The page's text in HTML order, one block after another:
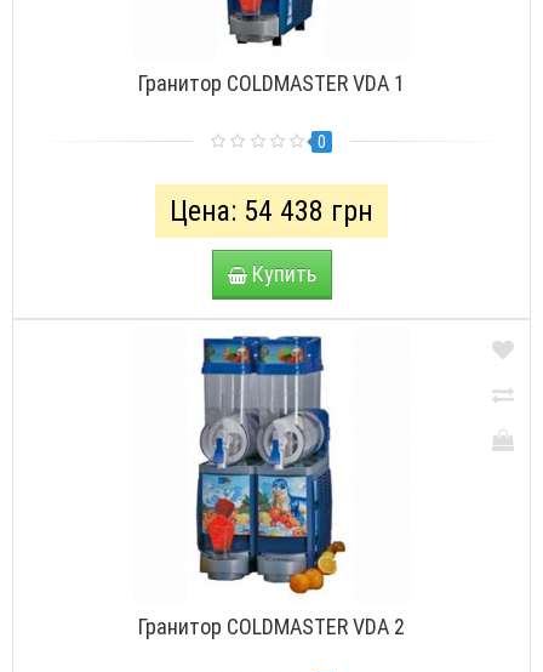
Гранитор COLDMASTER VDA 1
0
Цена: 54 438 грн
Купить
Гранитор COLDMASTER VDA 2